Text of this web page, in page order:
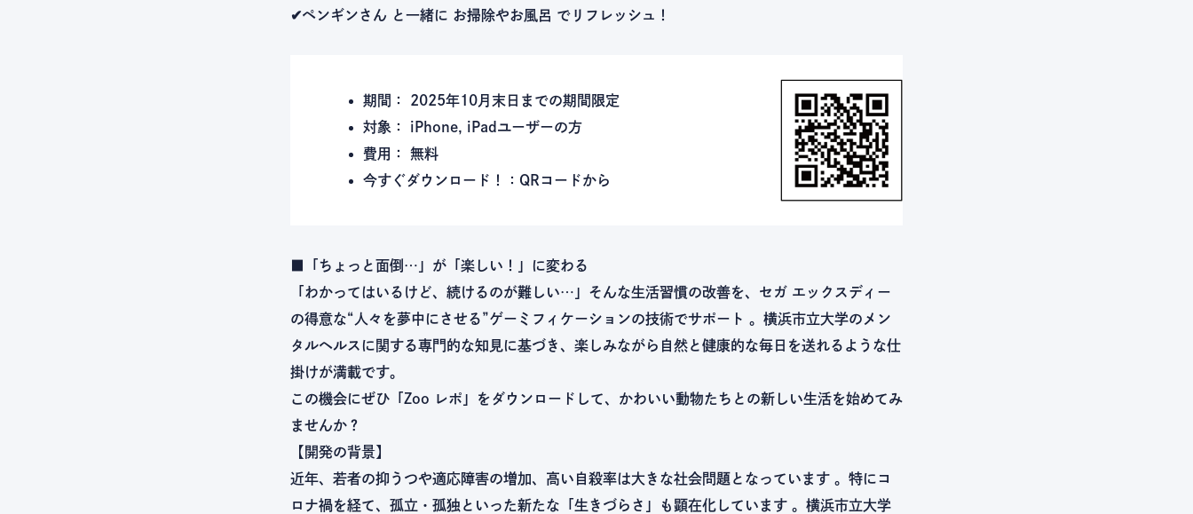
✔ペンギンさん と一緒に お掃除やお風呂 でリフレッシュ！
期間：
2025年10月末日までの期間限定
対象：
iPhone, iPadユーザーの方
費用：
無料
今すぐダウンロード！：QRコードから
■「ちょっと面倒…」が「楽しい！」に変わる
「わかってはいるけど、続けるのが難しい…」そんな生活習慣の改善を、セガ エックスディー
の得意な“人々を夢中にさせる”ゲーミフィケーションの技術でサポート 。横浜市立大学のメン
タルヘルスに関する専門的な知見に基づき、楽しみながら自然と健康的な毎日を送れるような仕
掛けが満載です。
この機会にぜひ「Zoo レポ」をダウンロードして、かわいい動物たちとの新しい生活を始めてみ
ませんか？
【開発の背景】
近年、若者の抑うつや適応障害の増加、高い自殺率は大きな社会問題となっています 。特にコ
ロナ禍を経て、孤立・孤独といった新たな「生きづらさ」も顕在化しています 。横浜市立大学